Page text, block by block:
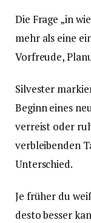
Die Frage „in
mehr als eine
Vorfreude,
Silvester
Beginn eines
verreist oder
verbleibenden
Unterschied.
Je früher du
desto besser